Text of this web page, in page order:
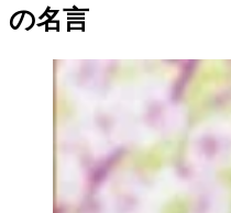
の名言